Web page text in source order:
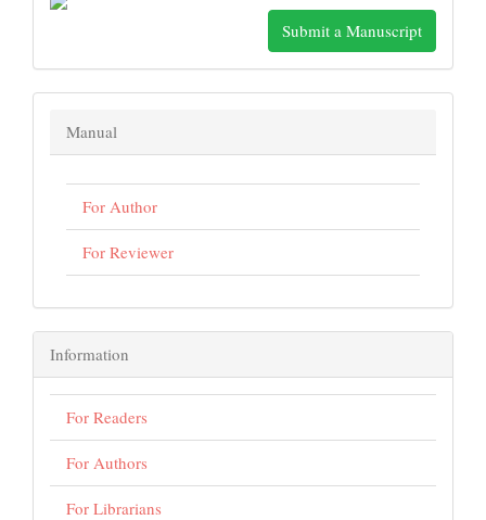
Submit a Manuscript
Manual
For Author
For Reviewer
Information
For Readers
For Authors
For Librarians